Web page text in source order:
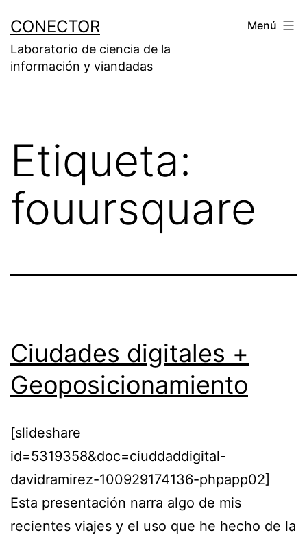
contenido
CONECTOR
Laboratorio de ciencia de la
información y viandadas
Menú
Etiqueta:
fouursquare
Ciudades digitales +
Geoposicionamiento
[slideshare
id=5319358&doc=ciuddaddigital-
davidramirez-100929174136-phpapp02]
Esta presentación narra algo de mis
recientes viajes y el uso que he hecho de la